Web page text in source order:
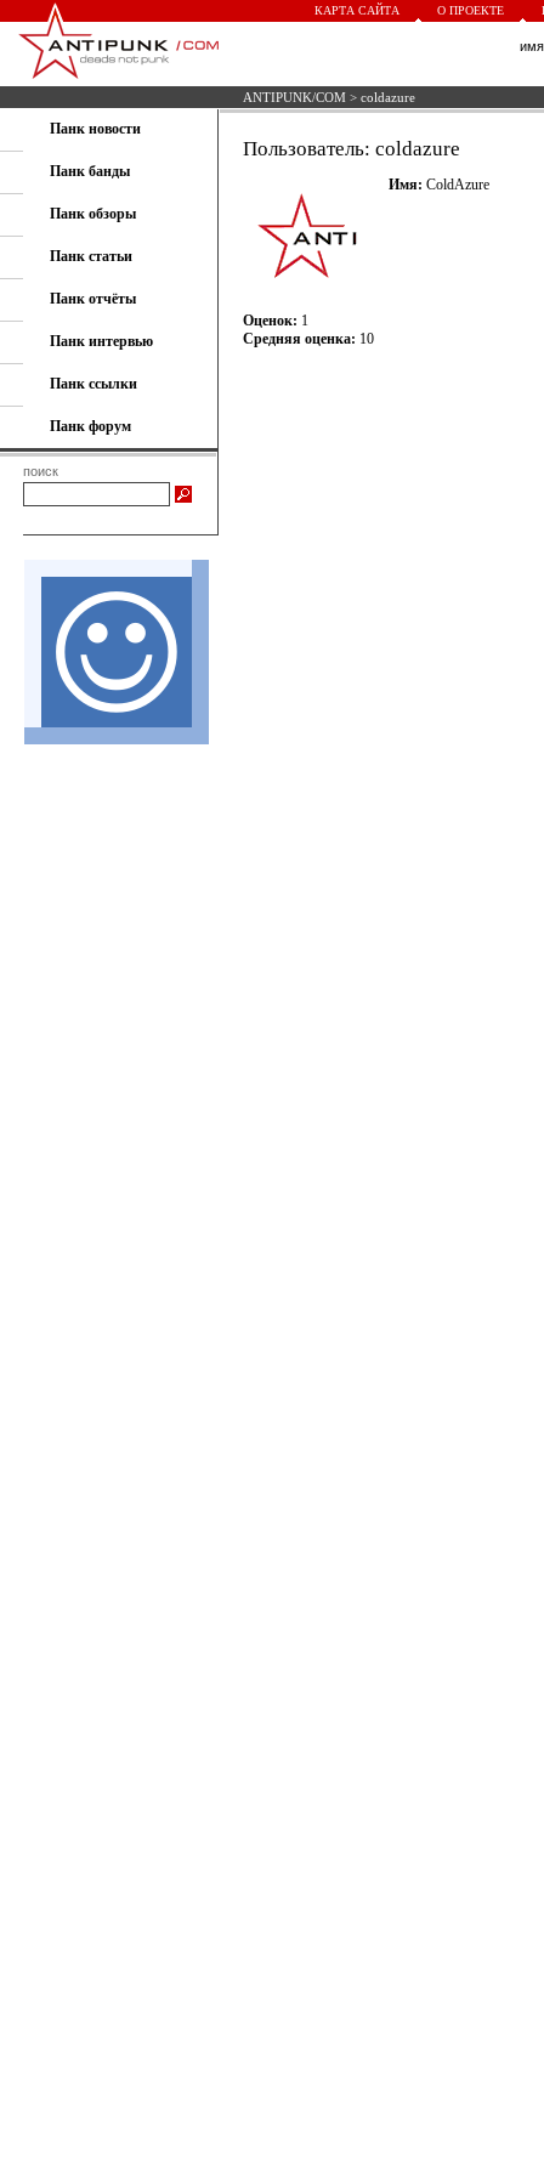
КАРТА САЙТА О ПРОЕКТЕ
ANTIPUNK/COM > coldazure
Панк новости
Панк банды
Панк обзоры
Панк статьи
Панк отчёты
Панк интервью
Панк ссылки
Панк форум
поиск
Пользователь: coldazure
Имя: ColdAzure
Оценок: 1
Средняя оценка: 10